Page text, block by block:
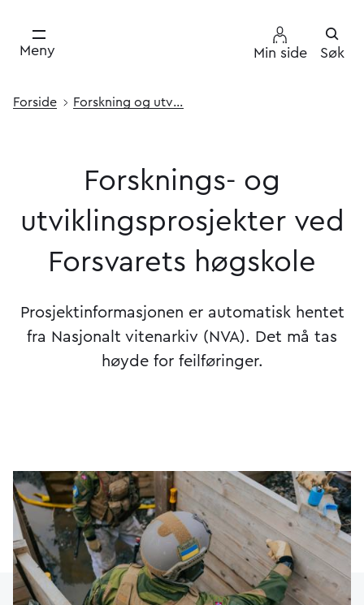
Meny Min side Søk
Forside Forskning og utvikling
Forsknings- og
utviklingsprosjekter ved
Forsvarets høgskole
Forsknings- og
Prosjektinformasjonen er automatisk hentet
fra Nasjonalt vitenarkiv (NVA). Det må tas
høyde for feilføringer.